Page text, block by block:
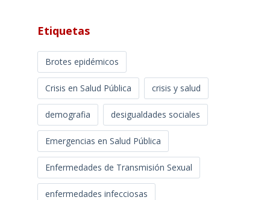
Etiquetas
Brotes epidémicos
Crisis en Salud Pública crisis y salud
demografia desigualdades sociales
Emergencias en Salud Pública
Enfermedades de Transmisión Sexual
enfermedades infecciosas